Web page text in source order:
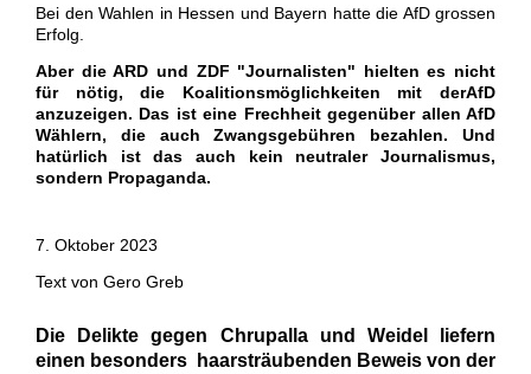
Bei den Wahlen in Hessen und Bayern hatte die AfD grossen
Erfolg.
Aber die ARD und ZDF "Journalisten" hielten es nicht
für nötig, die Koalitionsmöglichkeiten mit derAfD
anzuzeigen. Das ist eine Frechheit gegenüber allen AfD
Wählern, die auch Zwangsgebühren bezahlen. Und
hatürlich ist das auch kein neutraler Journalismus,
sondern Propaganda.
7. Oktober 2023
Text von Gero Greb
Die Delikte gegen Chrupalla und Weidel liefern
einen besonders haarsträubenden Beweis von der